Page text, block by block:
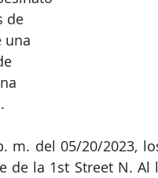
de
una
m. del 05/20/2023,
de la 1st Street N.